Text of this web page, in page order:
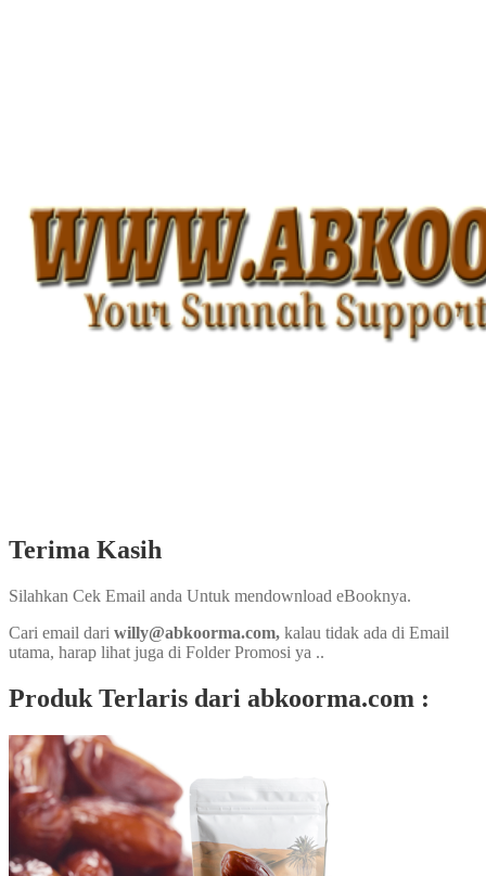
Terima Kasih
Silahkan Cek Email anda Untuk mendownload eBooknya.
Cari email dari willy@abkoorma.com, kalau tidak ada di Email
utama, harap lihat juga di Folder Promosi ya ..
Produk Terlaris dari abkoorma.com :